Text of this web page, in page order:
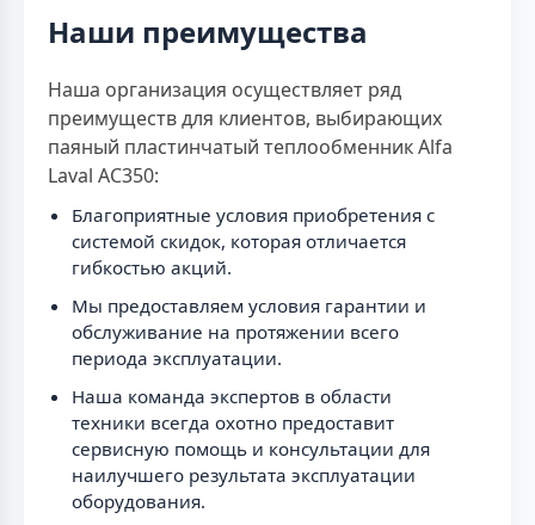
Наши преимущества
Наша организация осуществляет ряд
преимуществ для клиентов, выбирающих
паяный пластинчатый теплообменник Alfa
Laval AC350:
Благоприятные условия приобретения с
системой скидок, которая отличается
гибкостью акций.
Мы предоставляем условия гарантии и
обслуживание на протяжении всего
периода эксплуатации.
Наша команда экспертов в области
техники всегда охотно предоставит
сервисную помощь и консультации для
наилучшего результата эксплуатации
оборудования.